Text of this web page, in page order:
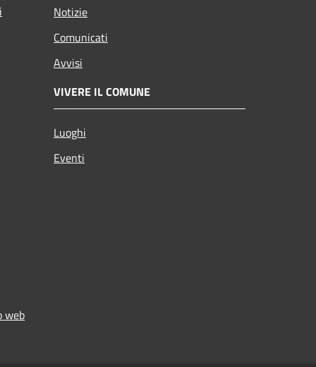
Notizie
Comunicati
Avvisi
VIVERE IL COMUNE
Luoghi
Eventi
web